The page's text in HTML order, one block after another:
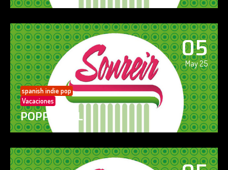
05
May 25
spanish indie pop
Vacaciones
POPPY GIRL